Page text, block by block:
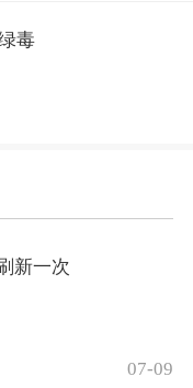
毒
新一次
07-09